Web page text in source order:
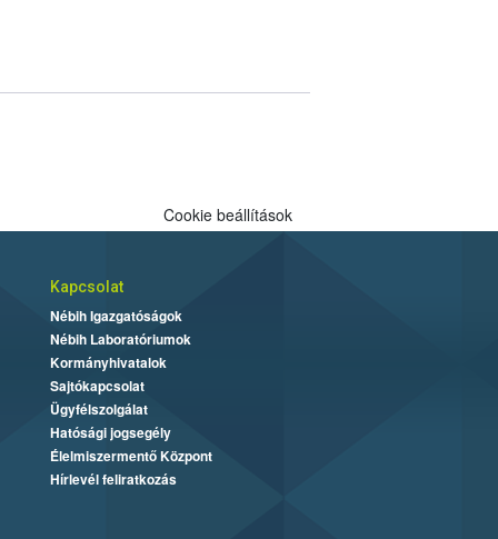
Cookie beállítások
Kapcsolat
Nébih Igazgatóságok
Nébih Laboratóriumok
Kormányhivatalok
Sajtókapcsolat
Ügyfélszolgálat
Hatósági jogsegély
Élelmiszermentő Központ
Hírlevél feliratkozás